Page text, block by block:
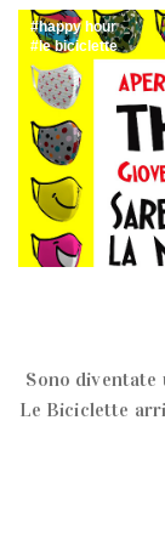
happy hour
le biciclette
Sono diventate
Le Biciclette